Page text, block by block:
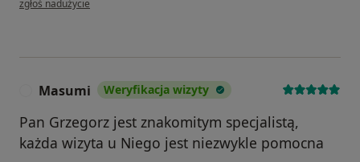
zgłoś nadużycie
Masumi Weryfikacja wizyty
Pan Grzegorz jest znakomitym specjalistą,
każda wizyta u Niego jest niezwykle pomocna